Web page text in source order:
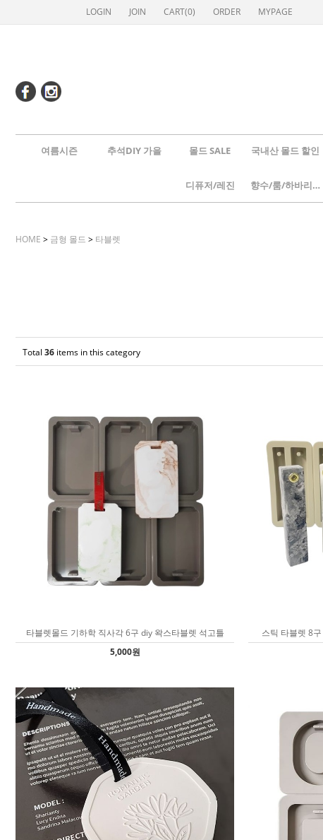
LOGIN JOIN CART(0) ORDER MYPAGE
여름시즌 추석DIY 가을 몰드 SALE 국내산 몰드 할인
디퓨저/레진 향수/룸/하바리움
HOME > 금형 몰드 > 타블렛
Total 36 items in this category
타블렛몰드 기하학 직사각 6구 diy 왁스타블렛 석고틀
5,000원
스틱 타블렛 8